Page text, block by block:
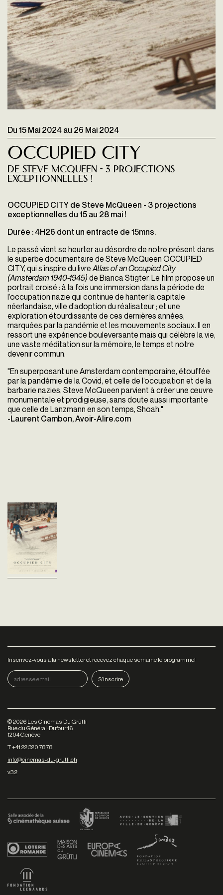
Du 15 Mai 2024 au 26 Mai 2024
OCCUPIED CITY
de Steve McQueen - 3 projections
exceptionnelles !
OCCUPIED CITY de Steve McQueen - 3 projections
exceptionnelles du 15 au 28 mai !
Durée : 4H26 dont un entracte de 15mns.
Le passé vient se heurter au désordre de notre présent dans
le superbe documentaire de Steve McQueen OCCUPIED
CITY, qui s’inspire du livreAtlas of an Occupied City
(Amsterdam 1940-1945)de Bianca Stigter. Le film propose un
portrait croisé : à la fois une immersion dans la période de
l’occupation nazie qui continue de hanter la capitale
néerlandaise, ville d’adoption du réalisateur ; et une
exploration étourdissante de ces dernières années,
marquées par la pandémie et les mouvements sociaux. Il en
ressort une expérience bouleversante mais qui célèbre la vie,
une vaste méditation sur la mémoire, le temps et notre
devenir commun.
"En superposant une Amsterdam contemporaine, étouffée
par la pandémie de la Covid, et celle de l’occupation et de la
barbarie nazies, Steve McQueen parvient à créer une œuvre
monumentale et prodigieuse, sans doute aussi importante
que celle de Lanzmann en son temps, Shoah."
-Laurent Cambon, Avoir-Alire.com
vost - 266'
Le passé vient se heurter au
désordre de notre présent
dans le superbe
documentaire de Steve
Inscrivez-vous à la newsletter et recevez chaque semaine le programme!
©2026 Les Cinémas Du Grütli
Rue du Général-Dufour 16
1204 Genève
T +41 22 320 78 78
info@cinemas-du-grutli.ch
v3.2